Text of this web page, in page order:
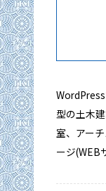
型の土木
室、アー
ージ(WEB